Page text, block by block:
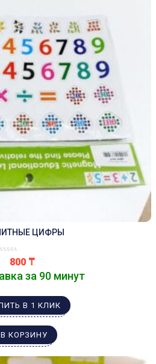
ЦИФРЫ
800 ₸
за 90 минут
В 1 КЛИК
В КОРЗИНУ